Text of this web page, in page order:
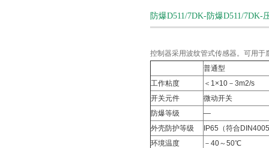
防爆D511/7DK-防爆D511/7DK-
控制器采用波纹管式传感器。可用
普通型
工作粘度
＜1×10－3m2/s
开关元件
微动开关
防爆等级
―
外壳防护等级
IP65（符合
环境温度
－40～50℃